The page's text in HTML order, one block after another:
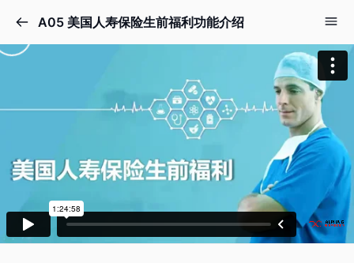
A05 美国人寿保险生前福利功能介绍